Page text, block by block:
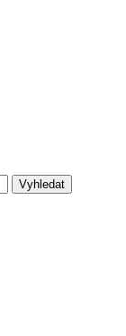
Vyhledat